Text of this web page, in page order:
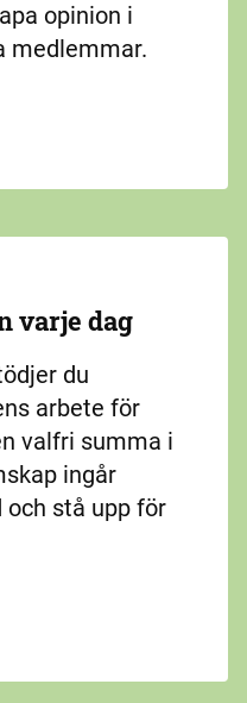
opinion i
medlemmar.
varje dag
du
arbete för
valfri summa i
ingår
stå upp för